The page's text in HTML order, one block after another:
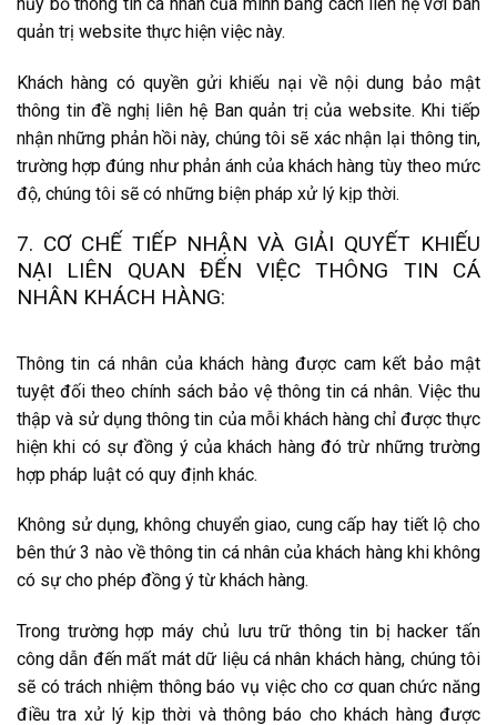
hủy bỏ thông tin cá nhân của mình bằng cách liên hệ với ban
quản trị website thực hiện việc này.
Khách hàng có quyền gửi khiếu nại về nội dung bảo mật
thông tin đề nghị liên hệ Ban quản trị của website. Khi tiếp
nhận những phản hồi này, chúng tôi sẽ xác nhận lại thông tin,
trường hợp đúng như phản ánh của khách hàng tùy theo mức
độ, chúng tôi sẽ có những biện pháp xử lý kịp thời.
7. CƠ CHẾ TIẾP NHẬN VÀ GIẢI QUYẾT KHIẾU
NẠI LIÊN QUAN ĐẾN VIỆC THÔNG TIN CÁ
NHÂN KHÁCH HÀNG:
Thông tin cá nhân của khách hàng được cam kết bảo mật
tuyệt đối theo chính sách bảo vệ thông tin cá nhân. Việc thu
thập và sử dụng thông tin của mỗi khách hàng chỉ được thực
hiện khi có sự đồng ý của khách hàng đó trừ những trường
hợp pháp luật có quy định khác.
Không sử dụng, không chuyển giao, cung cấp hay tiết lộ cho
bên thứ 3 nào về thông tin cá nhân của khách hàng khi không
có sự cho phép đồng ý từ khách hàng.
Trong trường hợp máy chủ lưu trữ thông tin bị hacker tấn
công dẫn đến mất mát dữ liệu cá nhân khách hàng, chúng tôi
sẽ có trách nhiệm thông báo vụ việc cho cơ quan chức năng
điều tra xử lý kịp thời và thông báo cho khách hàng được